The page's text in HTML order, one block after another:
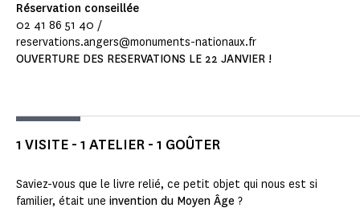
Réservation conseillée
02 41 86 51 40 /
reservations.angers@monuments-nationaux.fr
OUVERTURE DES RESERVATIONS LE 22 JANVIER !
1 VISITE - 1 ATELIER - 1 GOÛTER
Saviez-vous que le livre relié, ce petit objet qui nous est si
familier, était une invention du Moyen Âge ?